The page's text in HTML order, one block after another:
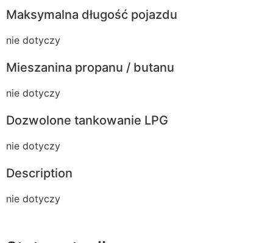
Maksymalna długość pojazdu
nie dotyczy
Mieszanina propanu / butanu
nie dotyczy
Dozwolone tankowanie LPG
nie dotyczy
Description
nie dotyczy